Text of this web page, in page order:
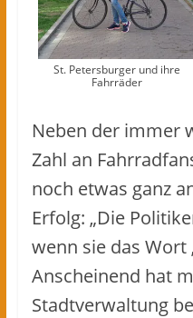
St. Petersburger und ihre
Fahrräder
Neben der immer
Zahl an
noch etwas ganz
Erfolg: „Die
wenn sie das Wort
Anscheinend hat
Stadtverwaltung